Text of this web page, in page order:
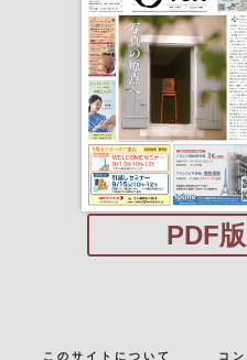
PDF
このサイトについて コ